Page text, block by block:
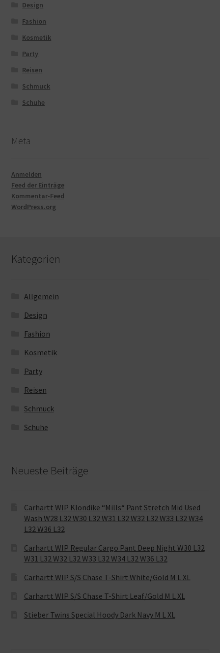
Design
Fashion
Kosmetik
Party
Reisen
Schmuck
Schuhe
Meta
Anmelden
Feed der Einträge
Kommentar-Feed
WordPress.org
Kategorien
Allgemein
Design
Fashion
Kosmetik
Party
Reisen
Schmuck
Schuhe
Neueste Beiträge
Carhartt WIP Klondike “Mills“ Pant Stretch Mid Used
Wash W28 L32 W30 L32 W31 L32 W32 L32 W33 L32 W34
L32 W36 L32
Carhartt WIP Regular Cargo Pant Deep Night W30 L32
W31 L32 W32 L32 W33 L32 W34 L32 W36 L32
Carhartt WIP S/S Chase T-Shirt White/Gold M L XL
Carhartt WIP S/S Chase T-Shirt Leaf/Gold M L XL
Stieber Twins Special Hoody Dark Navy M L XL